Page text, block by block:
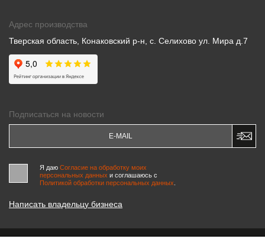
Адрес производства
Тверская область, Конаковский р-н, с. Селихово ул. Мира д.7
Подписаться на новости
Я даю Согласие на обработку моих
персональных данных и соглашаюсь c
Политикой обработки персональных данных
Написать владельцу бизнеса